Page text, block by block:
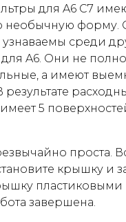
для A6 C7
необычную форму.
узнаваемы среди
A6. Они не
а имеют
результате
5
проста.
крышку и
пластиковыми
завершена.